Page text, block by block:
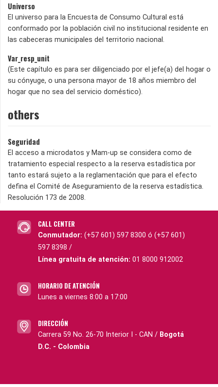
Universo
El universo para la Encuesta de Consumo Cultural está
conformado por la población civil no institucional residente en
las cabeceras municipales del territorio nacional.
Var_resp_unit
(Este capítulo es para ser diligenciado por el jefe(a) del hogar o
su cónyuge, o una persona mayor de 18 años miembro del
hogar que no sea del servicio doméstico).
others
Seguridad
El acceso a microdatos y Mam-up se considera como de
tratamiento especial respecto a la reserva estadística por
tanto estará sujeto a la reglamentación que para el efecto
defina el Comité de Aseguramiento de la reserva estadística.
Resolución 173 de 2008.
CALL CENTER
Conmutador: (+57 601) 597 8300 ó (+57 601)
597 8398 /
Línea gratuita de atención: 01 8000 912002
HORARIO DE ATENCIÓN
Lunes a viernes 8:00 a 17:00
DIRECCIÓN
Carrera 59 No. 26-70 Interior I - CAN / Bogotá
D.C. - Colombia